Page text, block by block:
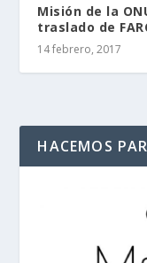
Misión de la
traslado de
14 febrero, 2017
HACEMOS